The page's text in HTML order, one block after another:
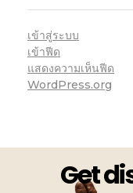
เข้าสู่ระบบ
เข้าฟีด
แสดงความเห็นฟีด
WordPress.org
Get